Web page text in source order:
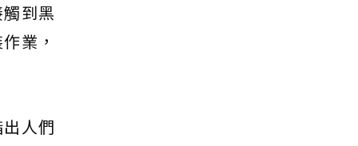
到黑
業，
人們